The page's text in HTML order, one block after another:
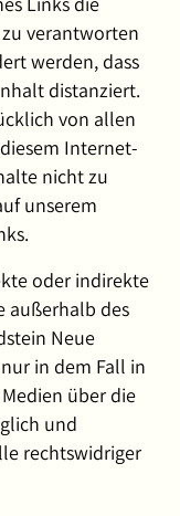
verantworten
werden, dass
distanziert.
von allen
Internet-
nicht zu
unserem
oder indirekte
außerhalb des
Neue
in dem Fall in
über die
und
rechtswidriger